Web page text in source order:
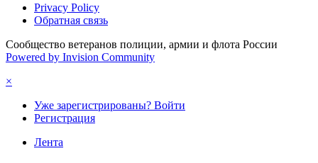
Privacy Policy
Обратная связь
Сообщество ветеранов полиции, армии и флота России
Powered by Invision Community
×
Уже зарегистрированы? Войти
Регистрация
Лента